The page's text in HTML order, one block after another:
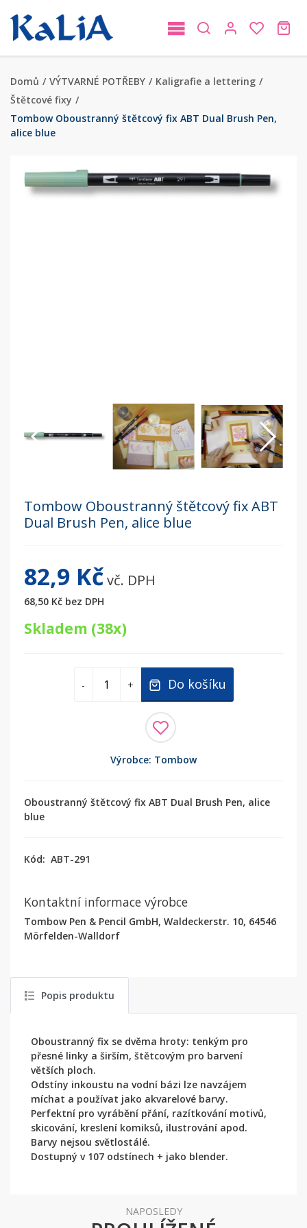
Domů / VÝTVARNÉ POTŘEBY / Kaligrafie a lettering /
Štětcové fixy /
Tombow Oboustranný štětcový fix ABT Dual Brush Pen,
alice blue
Tombow Oboustranný štětcový fix ABT
Dual Brush Pen, alice blue
82,9 Kčvč. DPH
68,50 Kč bez DPH
Skladem (38x)
- + Do košíku
Výrobce: Tombow
Oboustranný štětcový fix ABT Dual Brush Pen, alice
blue
Kód: ABT-291
Kontaktní informace výrobce
Tombow Pen & Pencil GmbH, Waldeckerstr. 10, 64546
Mörfelden-Walldorf
Popis produktu
Oboustranný fix se dvěma hroty: tenkým pro
přesné linky a širším, štětcovým pro barvení
větších ploch.
Odstíny inkoustu na vodní bázi lze navzájem
míchat a používat jako akvarelové barvy.
Perfektní pro vyrábění přání, razítkování motivů,
skicování, kreslení komiksů, ilustrování apod.
Barvy nejsou světlostálé.
Dostupný v 107 odstínech + jako blender.
NAPOSLEDY